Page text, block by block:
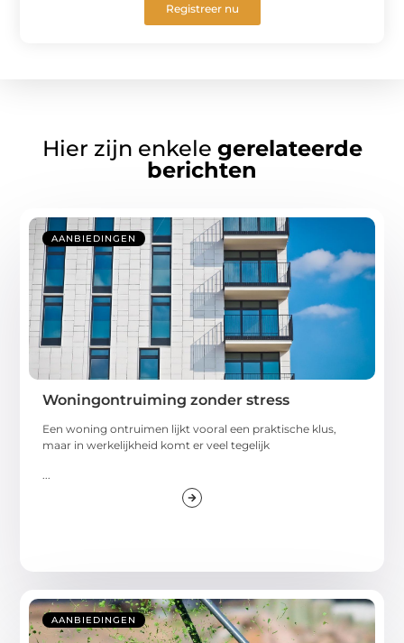
Registreer nu
Hier zijn enkele gerelateerde
berichten
AANBIEDINGEN
Woningontruiming zonder stress
Een woning ontruimen lijkt vooral een praktische klus,
maar in werkelijkheid komt er veel tegelijk
AANBIEDINGEN